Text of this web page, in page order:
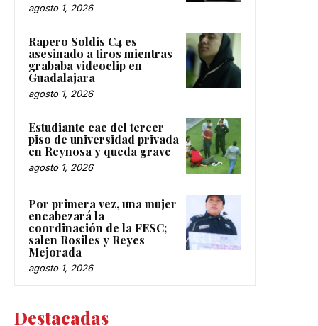
agosto 1, 2026
Rapero Soldis C4 es
asesinado a tiros mientras
grababa videoclip en
Guadalajara
agosto 1, 2026
Estudiante cae del tercer
piso de universidad privada
en Reynosa y queda grave
agosto 1, 2026
Por primera vez, una mujer
encabezará la
coordinación de la FESC;
salen Rosiles y Reyes
Mejorada
agosto 1, 2026
Destacadas